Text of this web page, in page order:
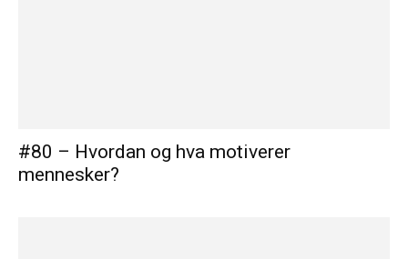
#80 – Hvordan og hva motiverer
mennesker?